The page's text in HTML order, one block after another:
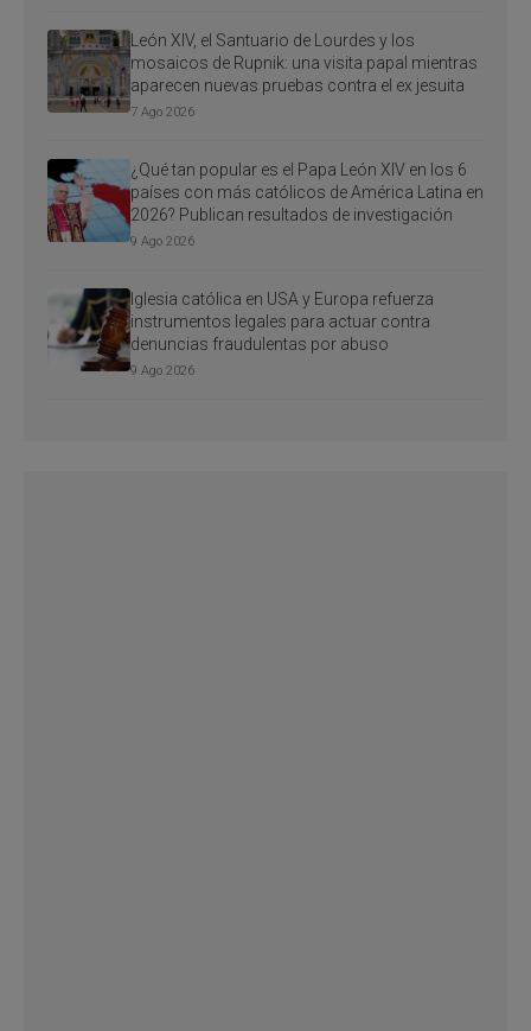
León XIV, el Santuario de Lourdes y los
mosaicos de Rupnik: una visita papal mientras
aparecen nuevas pruebas contra el ex jesuita
7 Ago 2026
¿Qué tan popular es el Papa León XIV en los 6
países con más católicos de América Latina en
2026? Publican resultados de investigación
9 Ago 2026
Iglesia católica en USA y Europa refuerza
instrumentos legales para actuar contra
denuncias fraudulentas por abuso
9 Ago 2026